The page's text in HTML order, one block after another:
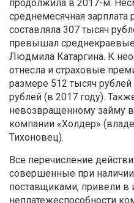
продолжила в 2017-м.
среднемесячная зарплата
составляла 307 тысяч
превышал среднекраевые
Людмила Катаргина. К
отнесла и страховые
размере 512 тысяч
рублей (в 2017 году).
невозвращенному займу
компании «Холдер»
Тихоновец).
Все перечисление
совершенные при
поставщиками, привели в
неплатежеспособности